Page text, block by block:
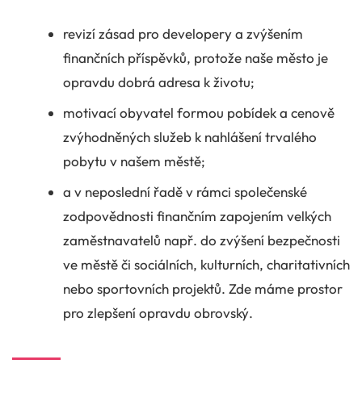
revizí zásad pro developery a zvýšením
finančních příspěvků, protože naše město je
opravdu dobrá adresa k životu;
motivací obyvatel formou pobídek a cenově
zvýhodněných služeb k nahlášení trvalého
pobytu v našem městě;
a v neposlední řadě v rámci společenské
zodpovědnosti finančním zapojením velkých
zaměstnavatelů např. do zvýšení bezpečnosti
ve městě či sociálních, kulturních, charitativních
nebo sportovních projektů. Zde máme prostor
pro zlepšení opravdu obrovský.